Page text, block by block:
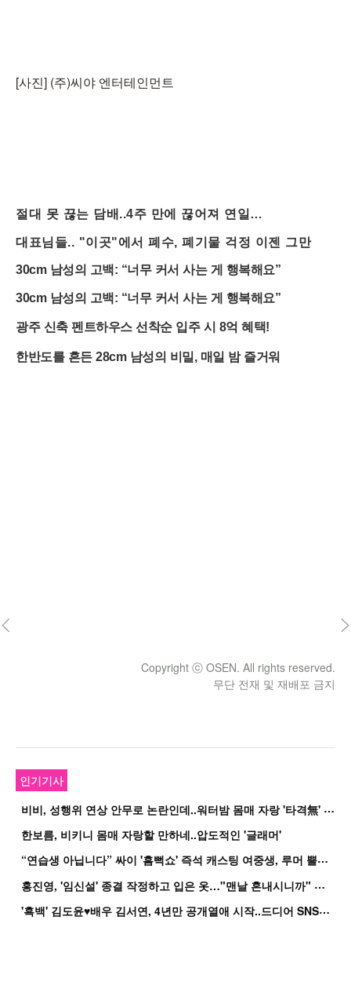
[사진] (주)씨야 엔터테인먼트
Copyright ⓒ OSEN. All rights reserved.
무단 전재 및 재배포 금지
인기기사
비
비, 성행위 연상 안무로 논란인데..워터밤 몸매 자랑 '타격無' 근황
한보름, 비키니 몸매 자랑할 만하네..압도적인 '글래머'
“
연습생 아닙니다” 싸이 '흠뻑쇼' 즉석 캐스팅 여중생, 루머 뿔났다[Oh!쎈 이...
홍
진영, '임신설' 종결 작정하고 입은 옷…"맨날 혼내시니까" 억울
'
흑백' 김도윤♥배우 김서연, 4년만 공개열애 시작..드디어 SNS에 노출 [핫피...